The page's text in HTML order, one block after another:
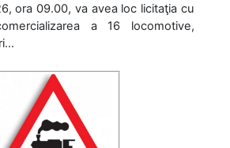
ora 09.00, va avea loc licitaţia cu
a 16 locomotive,